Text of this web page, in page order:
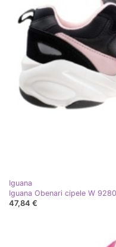
Iguana
Iguana Obenari cipele W
47,84 €